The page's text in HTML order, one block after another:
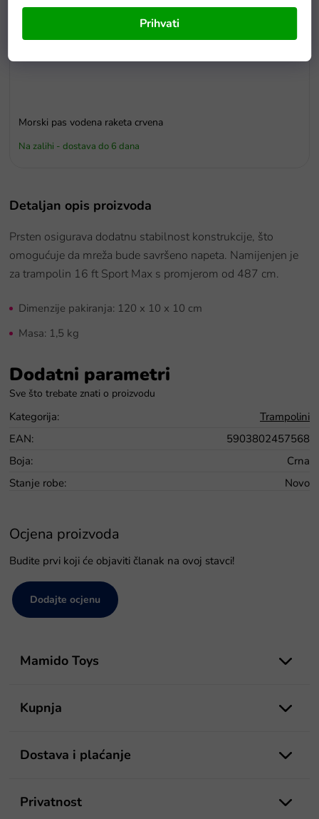
Prihvati
Morski pas vodena raketa crvena
Na zalihi - dostava do 6 dana
Detaljan opis proizvoda
Prsten osigurava dodatnu stabilnost konstrukcije, što
omogućuje da mreža bude savršeno napeta. Namijenjen je
za trampolin 16 ft Sport Max s promjerom od 487 cm.
Dimenzije pakiranja: 120 x 10 x 10 cm
Masa: 1,5 kg
Dodatni parametri
Kategorija:
Trampolini
EAN:
5903802457568
Boja:
Crna
Stanje robe: Novo
Ocjena proizvoda
Budite prvi koji će objaviti članak na ovoj stavci!
Dodajte ocjenu
Mamido Toys
Kupnja
Dostava i plaćanje
Privatnost